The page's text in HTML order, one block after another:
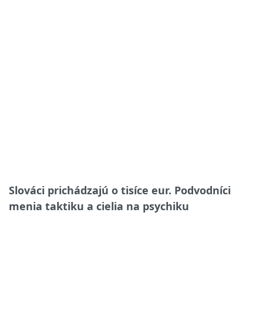
Slováci prichádzajú o tisíce eur. Podvodníci
menia taktiku a cielia na psychiku